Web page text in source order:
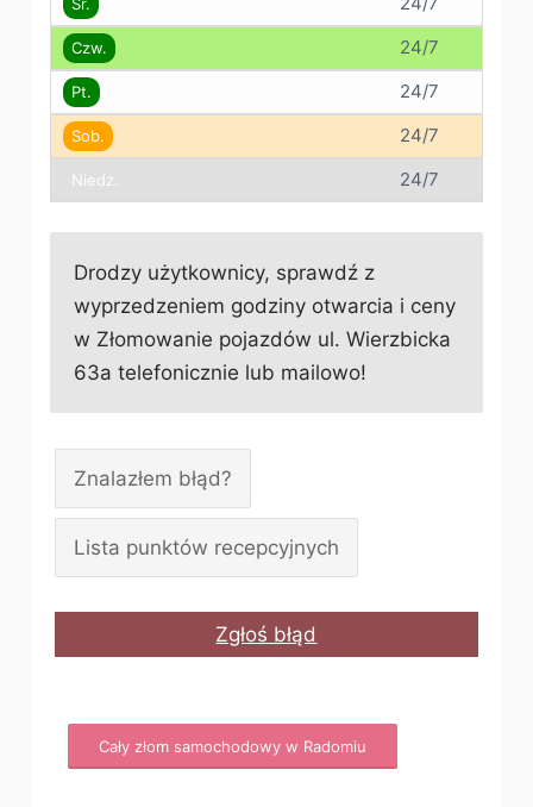
Czw. 24/7
Pt. 24/7
Sob. 24/7
Niedz. 24/7
Drodzy użytkownicy, sprawdź z
wyprzedzeniem godziny otwarcia i ceny
w Złomowanie pojazdów ul. Wierzbicka
63a telefonicznie lub mailowo!
Znalazłem błąd?
Lista punktów recepcyjnych
Zgłoś błąd
Cały złom samochodowy w Radomiu